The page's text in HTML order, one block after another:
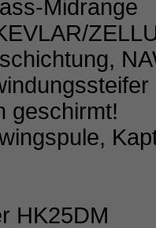
Midrange
geschirmt!
HK25DM